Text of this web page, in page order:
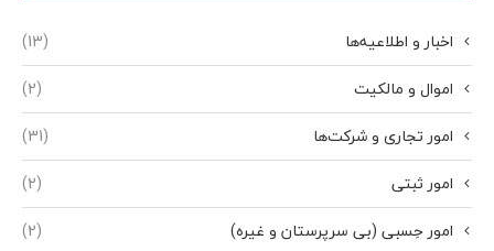
اخبار و اطلاعیه‌ها
(13)
اموال و مالکیت
(2)
امور تجاری و شرکت‌ها
(31)
امور ثبتی
(2)
امور حِسبی (بی سرپرستان و غیره)
(2)